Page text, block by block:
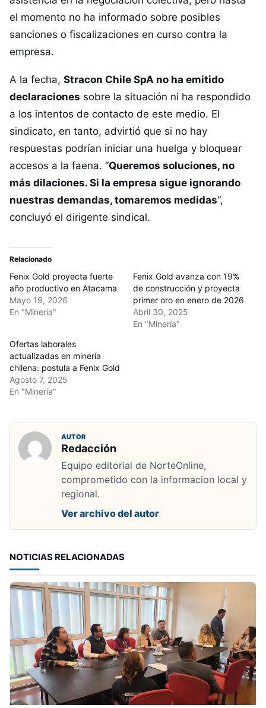
el momento no ha informado sobre posibles
sanciones o fiscalizaciones en curso contra la
empresa.
A la fecha, Stracon Chile SpA no ha emitido
declaraciones sobre la situación ni ha respondido
a los intentos de contacto de este medio. El
sindicato, en tanto, advirtió que si no hay
respuestas podrían iniciar una huelga y bloquear
accesos a la faena. “Queremos soluciones, no
más dilaciones. Si la empresa sigue ignorando
nuestras demandas, tomaremos medidas“,
concluyó el dirigente sindical.
Relacionado
Fenix Gold proyecta fuerte
año productivo en Atacama
Mayo 19, 2026
En "Minería"
Fenix Gold avanza con 19%
de construcción y proyecta
primer oro en enero de 2026
Abril 30, 2025
En "Minería"
Ofertas laborales
actualizadas en minería
chilena: postula a Fenix Gold
Agosto 7, 2025
En "Minería"
AUTOR
Redacción
Equipo editorial de NorteOnline,
comprometido con la informacion local y
regional.
Ver archivo del autor
NOTICIAS RELACIONADAS